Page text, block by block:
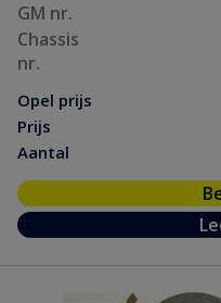
GM nr.
Chassis
nr.
Opel prijs
Prijs
Aantal